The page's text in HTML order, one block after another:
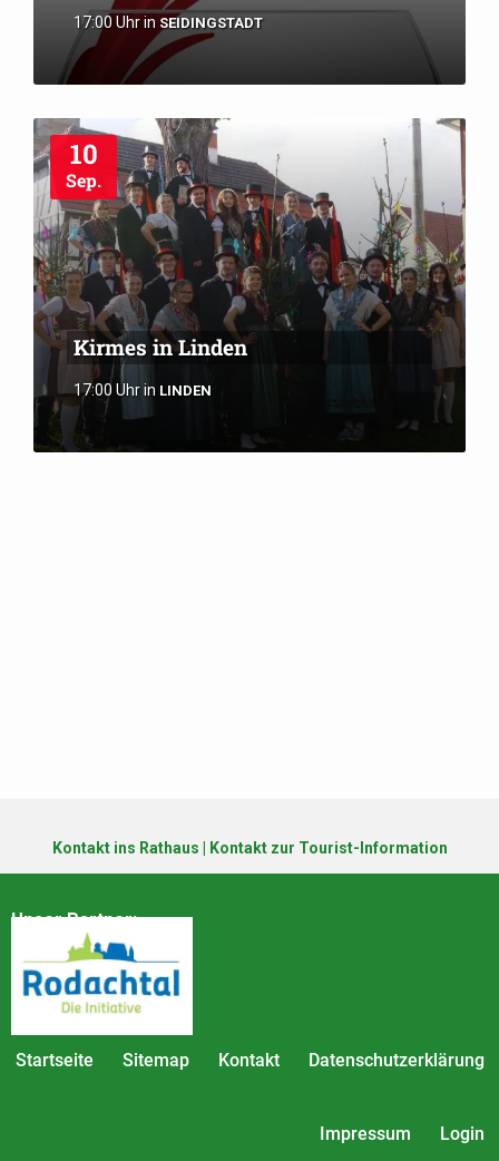
17:00 Uhrin SEIDINGSTADT
10
Sep.
Kirmes in Linden
17:00 Uhrin LINDEN
Kontakt ins Rathaus Kontakt zur Tourist-Information
Unser Partner:
Startseite Sitemap Kontakt Datenschutzerklärung
Impressum Login